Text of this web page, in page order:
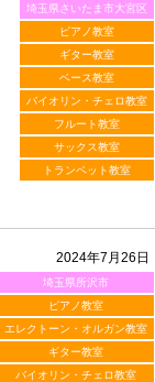
埼玉県さいたま市大宮区
ピアノ教室
ギター教室
ベース教室
バイオリン・チェロ教室
フルート教室
サックス教室
トランペット教室
2024年7月26日
埼玉県所沢市
ピアノ教室
エレクトーン・オルガン教室
ギター教室
バイオリン・チェロ教室